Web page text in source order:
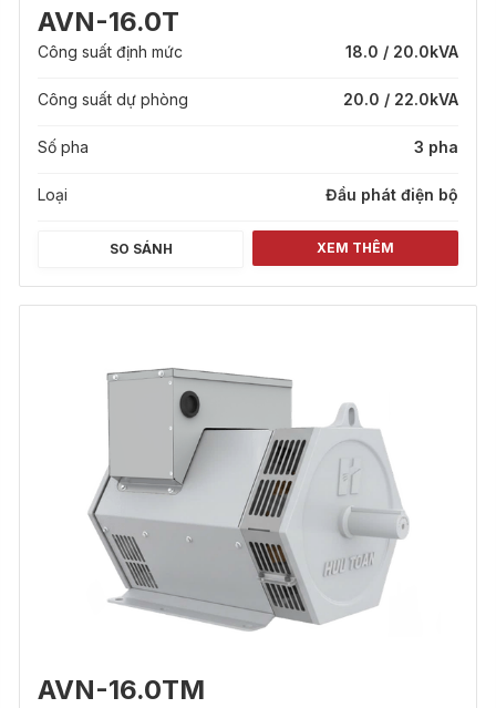
AVN-16.0T
Công suất định mức 18.0 / 20.0kVA
Công suất dự phòng 20.0 / 22.0kVA
Số pha 3 pha
Loại Đầu phát điện bộ
SO SÁNH XEM THÊM
AVN-16.0TM